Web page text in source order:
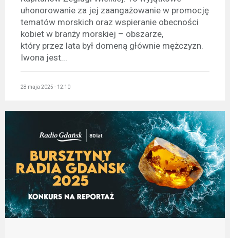
uhonorowanie za jej zaangażowanie w promocję
tematów morskich oraz wspieranie obecności
kobiet w branży morskiej – obszarze,
który przez lata był domeną głównie mężczyzn.
Iwona jest...
28 maja 2025 - 12:10